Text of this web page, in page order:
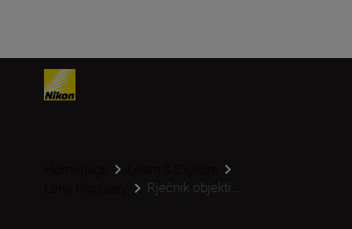
Rječnik objekti...